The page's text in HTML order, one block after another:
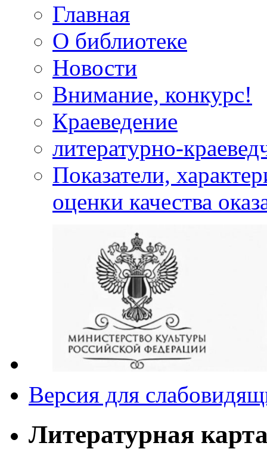
Главная
О библиотеке
Новости
Внимание, конкурс!
Краеведение
литературно-
Показатели,
оценки качества
Версия для
Литературная